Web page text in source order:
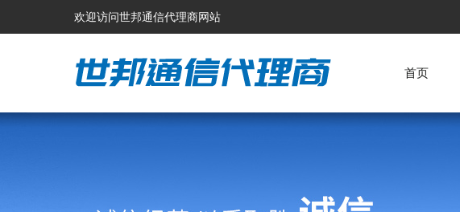
欢迎访问世邦通信代理商网站
首页